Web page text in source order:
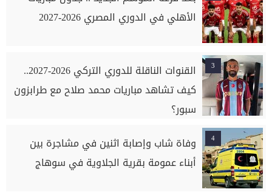
الأهلي في الدوري المصري 2026-2027
3
القنوات الناقلة للدوري التركي 2026-2027..
كيف تشاهد مباريات محمد صلاح مع طرابزون
سبور؟
4
وفاة شاب وإصابة اثنين في مشاجرة بين
أبناء عمومة بقرية الجلاوية في سوهاج